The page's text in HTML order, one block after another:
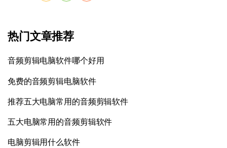
热门文章推荐
音频剪辑电脑软件哪个好用
免费的音频剪辑电脑软件
推荐五大电脑常用的音频剪辑软件
五大电脑常用的音频剪辑软件
电脑剪辑用什么软件